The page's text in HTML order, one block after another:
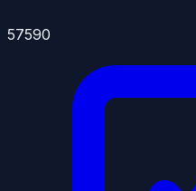
57590